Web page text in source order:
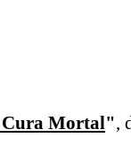
Cura Mortal",